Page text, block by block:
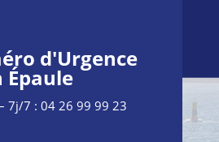
d'Urgence
Épaule
7j/7 : 04 26 99 99 23